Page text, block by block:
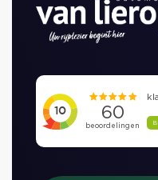
Heeft u al